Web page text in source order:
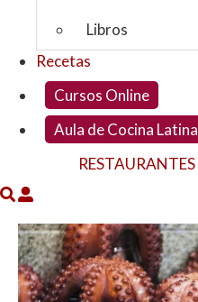
Libros
Recetas
Cursos Online
Aula de Cocina Latina
RESTAURANTES